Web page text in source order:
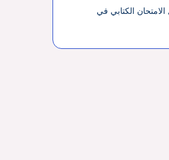
الكتابي في